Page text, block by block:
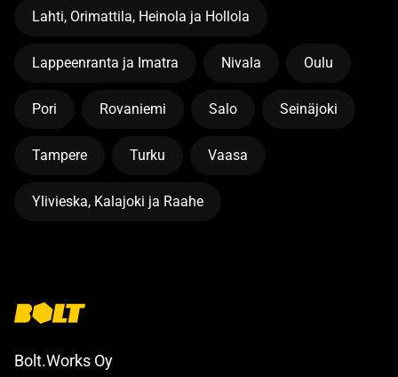
Lahti, Orimattila, Heinola ja Hollola
Lappeenranta ja Imatra Nivala Oulu
Pori Rovaniemi Salo Seinäjoki
Tampere Turku Vaasa
Ylivieska, Kalajoki ja Raahe
Bolt.Works Oy